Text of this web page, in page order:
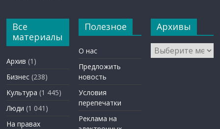
Все
материалы
Архив (1)
Бизнес (238)
Культура (1 445)
Люди (1 041)
На правах
Полезное
О нас
Предложить
новость
Условия
перепечатки
Реклама на
Архивы
Архивы